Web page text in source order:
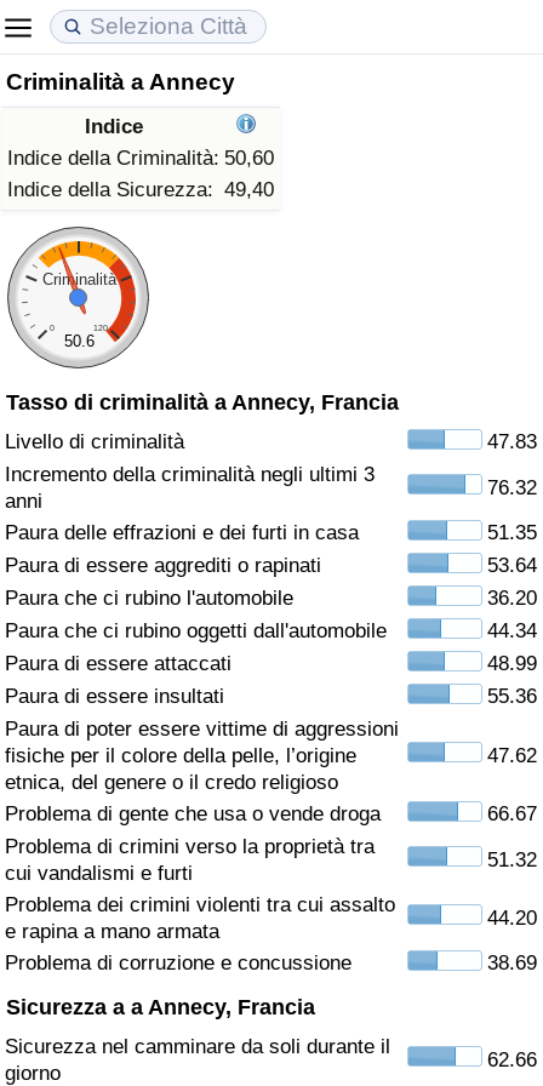
Criminalità a Annecy
Indice
Indice della Criminalità: 50,60
Indice della Sicurezza: 49,40
Criminalità
0 120
50.6
Tasso di criminalità a Annecy, Francia
Livello di criminalità
47.83
Incremento della criminalità negli ultimi 3
anni
76.32
Paura delle effrazioni e dei furti in casa
51.35
Paura di essere aggrediti o rapinati
53.64
Paura che ci rubino l'automobile
36.20
Paura che ci rubino oggetti dall'automobile
44.34
Paura di essere attaccati
48.99
Paura di essere insultati
55.36
Paura di poter essere vittime di aggressioni
fisiche per il colore della pelle, l’origine
etnica, del genere o il credo religioso
47.62
Problema di gente che usa o vende droga
66.67
Problema di crimini verso la proprietà tra
cui vandalismi e furti
51.32
Problema dei crimini violenti tra cui assalto
e rapina a mano armata
44.20
Problema di corruzione e concussione
38.69
Sicurezza a a Annecy, Francia
Sicurezza nel camminare da soli durante il
giorno
62.66
Costo della vita
Indice Del Costo Della Vita (corrente)
Indice Del Costo Della Vita
Indice del Costo della Vita per Nazione
ad Aqaba
Prezzi degli immobili
Indice del Prezzo delle Case (Corrente)
Indice del Prezzo delle Case
Indice del Prezzo delle Case per Nazione
Qualità della Vita
Indice della Qualità della Vita
Indice della Qualità della Vita (Corrente)
Indice della qualità della vita per Paese
Criminalità
Indice del Tasso di Criminalità (Corrente)
Indice della Criminalità
Indice di criminalità per paese
Assistenza Sanitaria
Indice dell’Assistenza Sanitaria (Corrente)
Indice dell’Assistenza Sanitaria
Indice dell’Assistenza Sanitaria per
Nazione
Inquinamento
Indice dell’Inquinamento (Corrente)
Indice dell’Inquinamento per Nazione